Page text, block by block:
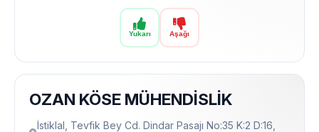
Yukarı Aşağı
OZAN KÖSE MÜHENDİSLİK
İstiklal, Tevfik Bey Cd. Dindar Pasajı No:35 K:2 D:16,